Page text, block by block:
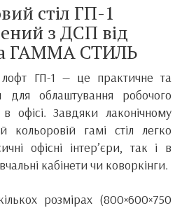
стіл ГП-1
з ДСП від
ГАММА СТИЛЬ
лофт ГП-1 — це практичне та
для облаштування робочого
офісі. Завдяки лаконічному
кольоровій гамі стіл легко
офісні інтер’єри, так і в
кабінети чи коворкінги.
розмірах (800×600×750